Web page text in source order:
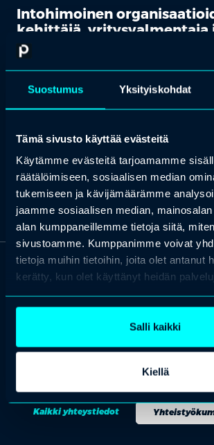
Suostumus Yksityiskohdat
Tämä sivusto käyttää evästeitä
Käytämme evästeitä tarjoamamme
räätälöimiseen, sosiaalisen median
tukemiseen ja kävijämäärämme
jaamme sosiaalisen median,
alan kumppaneillemme tietoja siitä,
sivustoamme. Kumppanimme voivat
tietoja muihin tietoihin, joita olet antanut
kerätty, kun olet käyttänyt heidän
Salli kaikki
Kiellä
Intohimoinen
kehittäjä, yritysvalmentaja
sarjayrittäjä
Jussi haluaa auttaa ihmisiä ja yrityksiä kohti
etenemällä ketterästi kohti uutta ja
Jussille tärkeitä asioita ovat vastuullisuus,
intohimoinen kokeilukulttuurin puolestapuhuja.
OTA YHTEYTTÄ
Kaikki yhteystiedot